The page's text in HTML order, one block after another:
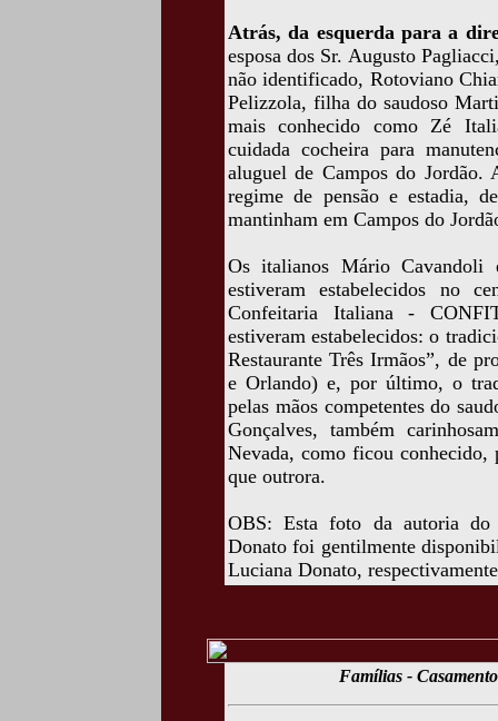
Atrás, da esquerda para a
esposa dos Sr. Augusto
não identificado, Rotoviano
Pelizzola, filha do saudoso
mais conhecido como Zé
cuidada cocheira para
aluguel de Campos do Jordão.
regime de pensão e estadia,
mantinham em Campos do
Os italianos Mário Cavandoli
estiveram estabelecidos no
Confeitaria Italiana -
estiveram estabelecidos: o
Restaurante Três Irmãos”, de
e Orlando) e, por último, o
pelas mãos competentes do
Gonçalves, também
Nevada, como ficou conhecido,
que outrora.
OBS: Esta foto da autoria do
Donato foi gentilmente
Luciana Donato,
Famílias -